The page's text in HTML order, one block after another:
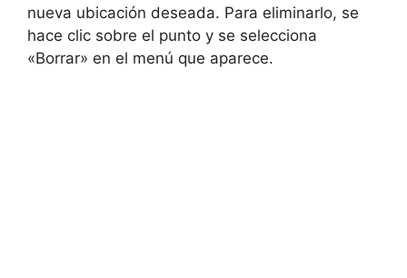
nueva ubicación deseada. Para eliminarlo, se
hace clic sobre el punto y se selecciona
«Borrar» en el menú que aparece.